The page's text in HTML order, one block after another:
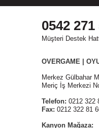
0542 271
Müşteri Destek
OVERGAME |
Merkez Gülbahar
Meriç İş Merkezi
Telefon: 0212 322
Fax: 0212 322 81
Kanyon Mağaza: